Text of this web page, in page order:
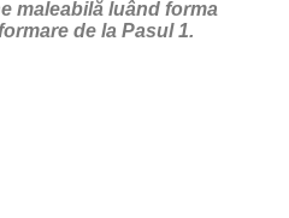
maleabilă luând forma
de la Pasul 1.